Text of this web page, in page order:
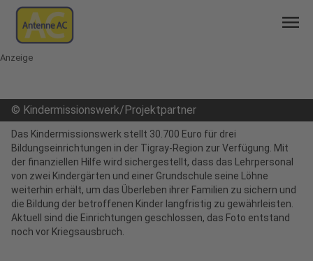
menu
Anzeige
© Kindermissionswerk/Projektpartner
Das Kindermissionswerk stellt 30.700 Euro für drei
Bildungseinrichtungen in der Tigray-Region zur Verfügung. Mit
der finanziellen Hilfe wird sichergestellt, dass das Lehrpersonal
von zwei Kindergärten und einer Grundschule seine Löhne
weiterhin erhält, um das Überleben ihrer Familien zu sichern und
die Bildung der betroffenen Kinder langfristig zu gewährleisten.
Aktuell sind die Einrichtungen geschlossen, das Foto entstand
noch vor Kriegsausbruch.